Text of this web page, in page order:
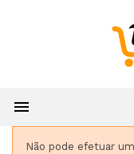

Não pode efetuar